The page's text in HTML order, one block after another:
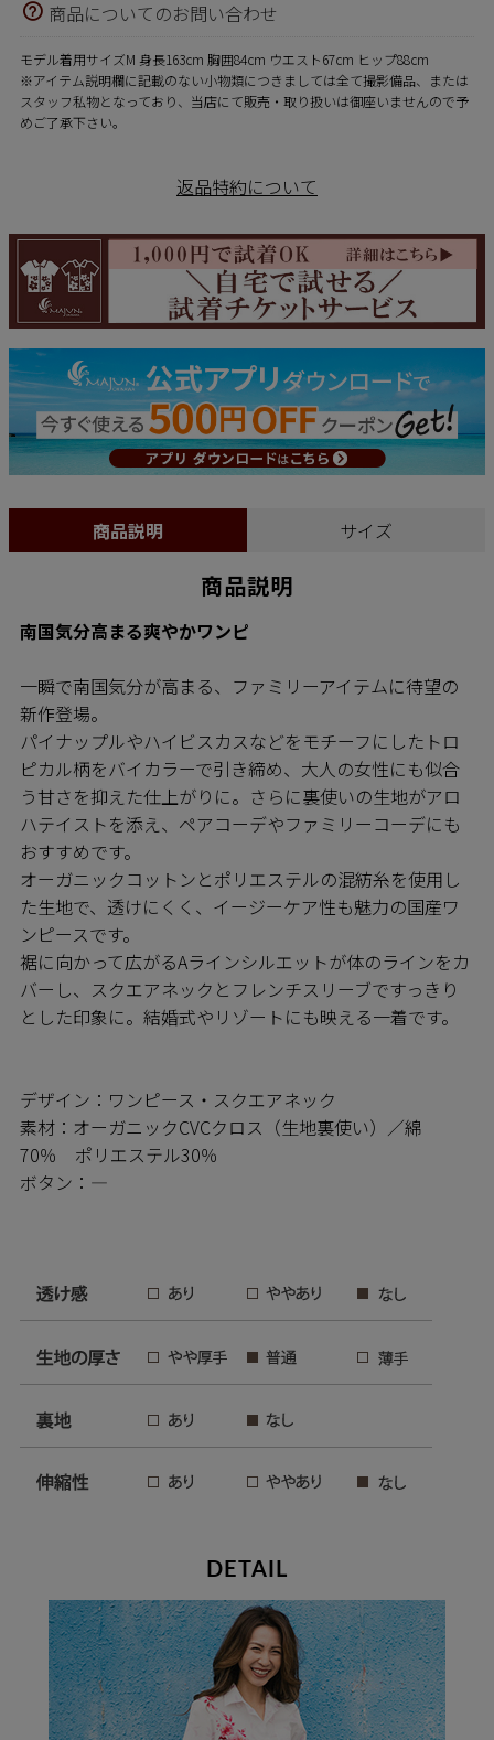
商品についてのお問い合わせ
モデル着用サイズM 身長163cm 胸囲84cm ウエスト67cm ヒップ88cm
※アイテム説明欄に記載のない小物類につきましては全て撮影備品、または
スタッフ私物となっており、当店にて販売・取り扱いは御座いませんので予
めご了承下さい。
返品特約について
商品説明 サイズ
商品説明
南国気分高まる爽やかワンピ
一瞬で南国気分が高まる、ファミリーアイテムに待望の
新作登場。
パイナップルやハイビスカスなどをモチーフにしたトロ
ピカル柄をバイカラーで引き締め、大人の女性にも似合
う甘さを抑えた仕上がりに。さらに裏使いの生地がアロ
ハテイストを添え、ペアコーデやファミリーコーデにも
おすすめです。
オーガニックコットンとポリエステルの混紡糸を使用し
た生地で、透けにくく、イージーケア性も魅力の国産ワ
ンピースです。
裾に向かって広がるAラインシルエットが体のラインをカ
バーし、スクエアネックとフレンチスリーブですっきり
とした印象に。結婚式やリゾートにも映える一着です。
デザイン：ワンピース・スクエアネック
素材：オーガニックCVCクロス（生地裏使い）／綿
70％ ポリエステル30％
ボタン：―
DETAIL